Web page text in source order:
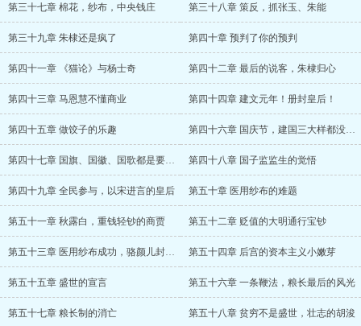
第三十七章 棉花，纱布，中央钱庄 第三十八章 策反，抓张玉、朱能
第三十九章 朱棣还是疯了 第四十章 预判了你的预判
第四十一章 《猫论》与杨士奇 第四十二章 最后的说客，朱棣归心
第四十三章 马恩慧不懂商业 第四十四章 建文元年！册封皇后！
第四十五章 做饺子的乐趣 第四十六章 国庆节，建国三大样都没有？
第四十七章 国旗、国徽、国歌都是要有的 第四十八章 国子监监生的觉悟
第四十九章 全民参与，以宋进言的皇后 第五十章 医用纱布的难题
第五十一章 秋露白，重钱轻钞的商贾 第五十二章 贬值的大明通行宝钞
第五十三章 医用纱布成功，骆颜儿封才人 第五十四章 后宫的资本主义小嫩芽
第五十五章 盛世的宣言 第五十六章 一条鞭法，粮长最后的风光
第五十七章 粮长制的消亡 第五十八章 贫穷不是盛世，壮志的胡浚